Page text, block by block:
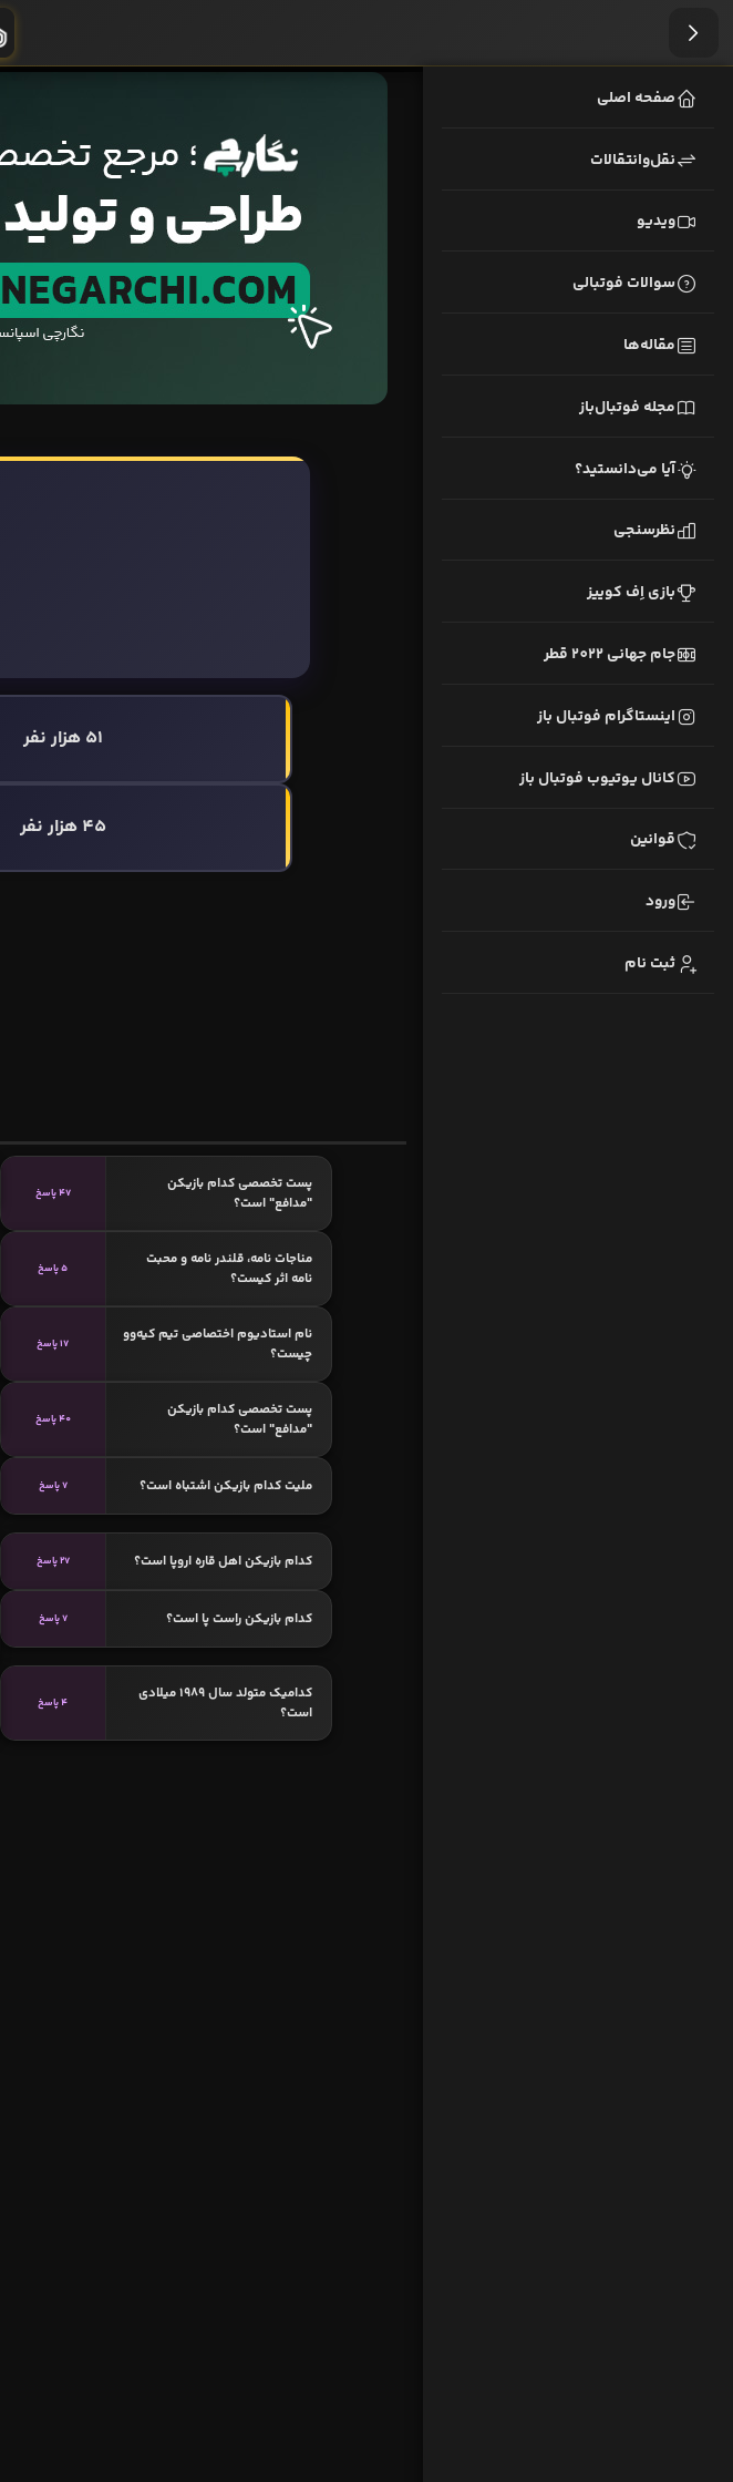
صفحه اصلی
نقل‌وانتقالات
ویدیو
سوالات فوتبالی
مقاله‌ها
مجله فوتبال‌باز
آیا می‌دانستید؟
نظرسنجی
بازی اِف کوییز
جام جهانی 2022 قطر
اینستاگرام فوتبال باز
کانال یوتیوب فوتبال باز
قوانین
ورود
ثبت نام
51 هزار نفر
45 هزار نفر
پست تخصصی کدام بازیکن
"مدافع" است؟
47 پاسخ
مناجات نامه، قلندر نامه و محبت
نامه اثر کیست؟
5 پاسخ
نام استادیوم اختصاصی تیم کیه‌وو
چیست؟
17 پاسخ
پست تخصصی کدام بازیکن
"مدافع" است؟
40 پاسخ
ملیت کدام بازیکن اشتباه است؟ 7 پاسخ
کدام بازیکن اهل قاره اروپا است؟ 27 پاسخ
کدام بازیکن راست پا است؟ 7 پاسخ
کدامیک متولد سال 1989 میلادی
است؟
4 پاسخ